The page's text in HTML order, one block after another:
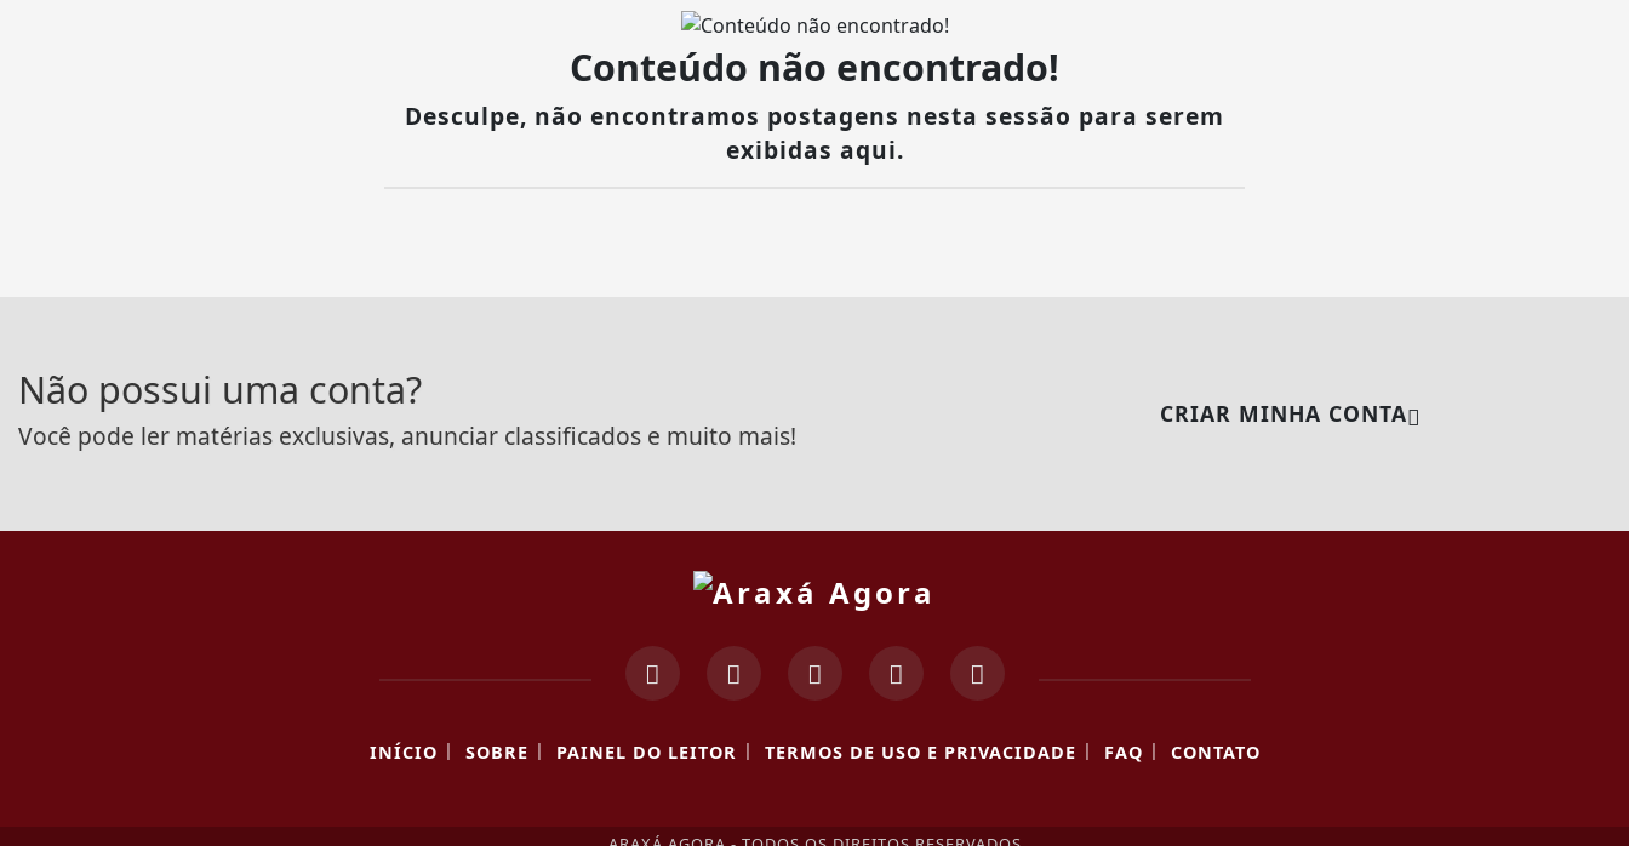
Conteúdo não encontrado!
Desculpe, não encontramos postagens nesta sessão para serem
exibidas aqui.
Não possui uma conta?
Você pode ler matérias exclusivas, anunciar classificados e muito mais!
CRIAR MINHA CONTA
INÍCIO | SOBRE | PAINEL DO LEITOR | TERMOS DE USO E PRIVACIDADE | FAQ | CONTATO